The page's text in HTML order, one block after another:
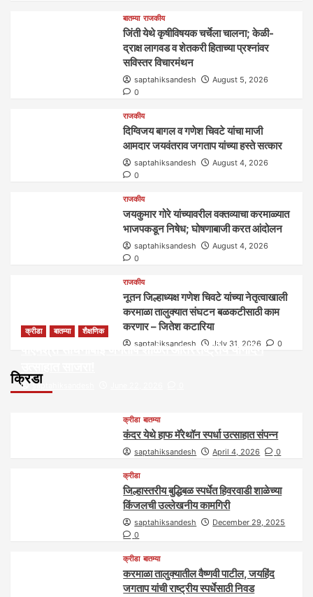
बातम्या राजकीय
जिंती येथे कृषीविषयक चर्चेला चालना; केळी-
द्राक्ष लागवड व शेतकरी हिताच्या प्रश्नांवर
सविस्तर विचारमंथन
saptahiksandesh
August 5, 2026
0
राजकीय
दिग्विजय बागल व गणेश चिवटे यांचा माजी
आमदार जयवंतराव जगताप यांच्या हस्ते सत्कार
saptahiksandesh
August 4, 2026
0
राजकीय
जयकुमार गोरे यांच्यावरील वक्तव्याचा करमाळ्यात
भाजपकडून निषेध; घोषणाबाजी करत आंदोलन
saptahiksandesh
August 4, 2026
0
राजकीय
नूतन जिल्हाध्यक्ष गणेश चिवटे यांच्या नेतृत्वाखाली
करमाळा तालुक्यात संघटन बळकटीसाठी काम
करणार – जितेश कटारिया
saptahiksandesh July 31, 2026 0
क्रिडा
क्रीडा बातम्या शैक्षणिक
पीएमश्री साधनाबाई जगताप शाळेत आंतरराष्ट्रीय योगदिन
saptahiksandesh
क्रीडा बातम्या
कंदर येथे हाफ मॅरेथॉन स्पर्धा उत्साहात संपन्न
saptahiksandesh April 4, 2026 0
क्रीडा
जिल्हास्तरीय बुद्धिबळ स्पर्धेत हिवरवाडी शाळेच्या
किंजलची उल्लेखनीय कामगिरी
saptahiksandesh
December 29, 2025
0
क्रीडा बातम्या
करमाळा तालुक्यातील वैष्णवी पाटील, जयहिंद
जगताप यांची राष्ट्रीय स्पर्धेसाठी निवड